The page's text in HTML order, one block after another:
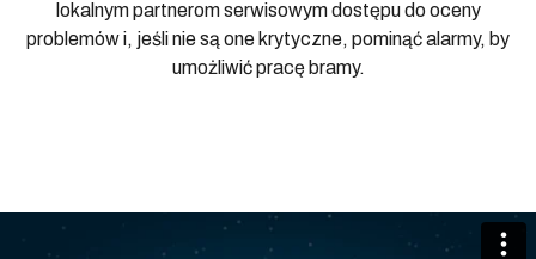
lokalnym partnerom serwisowym dostępu do oceny
problemów i, jeśli nie są one krytyczne, pominąć alarmy, by
umożliwić pracę bramy.